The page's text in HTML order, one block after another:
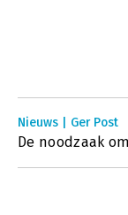
Nieuws | Ger Post
De noodzaak